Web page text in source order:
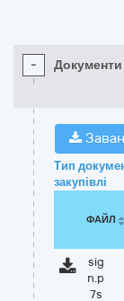
-
Тип
закупівлі
ФАЙЛ
sig
n.p
7s